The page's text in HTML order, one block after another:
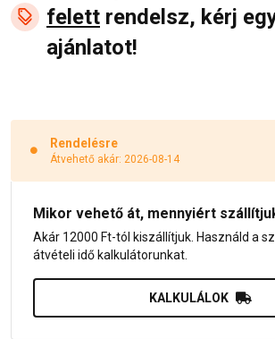
felett rendelsz, kérj
ajánlatot!
Rendelésre
Átvehető akár: 2026-08-14
Mikor vehető át, mennyiért
Akár 12000 Ft-tól kiszállítjuk. Használd a
átvételi idő kalkulátorunkat.
KALKULÁLOK